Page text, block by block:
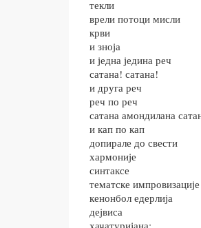
текли
врели потоци мисли
крви
и зноја
и једна једина реч
сатана! сатана!
и друга реч
реч по реч
сатана амондилана
и кап по кап
допирале до свести
хармоније
синтаксе
тематске импровизације
кенонбол едерлија
дејвиса